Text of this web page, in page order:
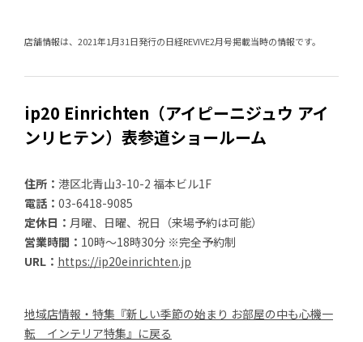
店舗情報は、2021年1月31日発行の日経REVIVE2月号掲載当時の情報です。
ip20 Einrichten（アイピーニジュウ アイ
ンリヒテン）表参道ショールーム
住所： 港区北青山3-10-2 福本ビル1F
電話： 03-6418-9085
定休日： 月曜、日曜、祝日（来場予約は可能）
営業時間： 10時～18時30分 ※完全予約制
URL： https://ip20einrichten.jp
地域店情報・特集『新しい季節の始まり お部屋の中も心機一
転 インテリア特集』に戻る